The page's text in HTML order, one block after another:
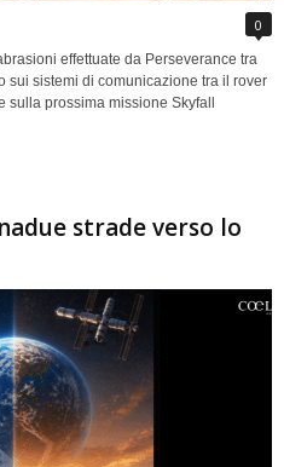
0
effettuate da Perseverance tra
sui sistemi di comunicazione tra il rover
sulla prossima missione Skyfall
strade verso lo